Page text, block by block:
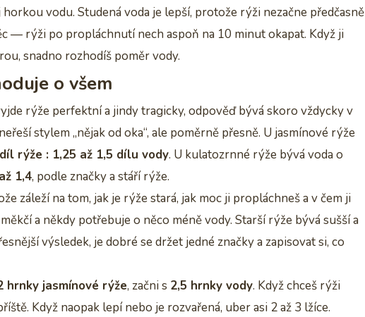
vodu. Studená voda je lepší, protože rýži nezačne předčasně
— rýži po propláchnutí nech aspoň na 10 minut okapat. Když ji
snadno rozhodíš poměr vody.
o všem
rýže perfektní a jindy tragicky, odpověď bývá skoro vždycky v
stylem „nějak od oka“, ale poměrně přesně. U jasmínové rýže
rýže : 1,25 až 1,5 dílu vody. U kulatozrnné rýže bývá voda o
1,4, podle značky a stáří rýže.
záleží na tom, jak je rýže stará, jak moc ji propláchneš a v čem ji
a někdy potřebuje o něco méně vody. Starší rýže bývá sušší a
výsledek, je dobré se držet jedné značky a zapisovat si, co
hrnky jasmínové rýže, začni s 2,5 hrnky vody. Když chceš rýži
Když naopak lepí nebo je rozvařená, uber asi 2 až 3 lžíce.